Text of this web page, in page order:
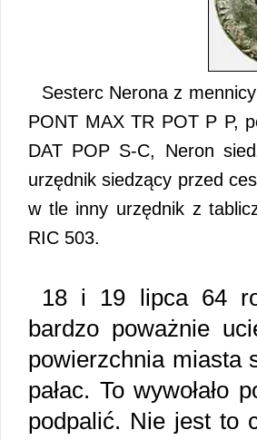
Sesterc Nerona z
PONT MAX TR POT P P,
DAT POP S-C, Neron
urzędnik siedzący przed
w tle inny urzędnik z
RIC 503.
18 i 19 lipca 64
bardzo poważnie
powierzchnia miasta
pałac. To wywołało
podpalić. Nie jest to